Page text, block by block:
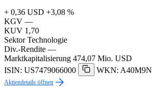
+ 0,36 USD +3,08 %
KGV —
KUV 1,70
Sektor Technologie
Div.-Rendite —
Marktkapitalisierung 474,07 Mio. USD
ISIN: US7479066000
WKN: A40M9N
Aktiendetails öffnen